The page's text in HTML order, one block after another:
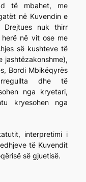
të mbahet, me
në Kuvendin e
Drejtues nuk thirr
në vit ose me
së kushteve të
jashtëzakonshme),
Bordi Mbikëqyrës
dhe të
nga kryetari,
kryesohen nga
interpretimi i
të Kuvendit
së gjuetisë.